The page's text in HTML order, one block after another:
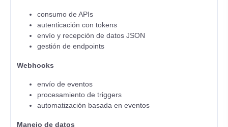
consumo de APIs
autenticación con tokens
envío y recepción de datos JSON
gestión de endpoints
Webhooks
envío de eventos
procesamiento de triggers
automatización basada en eventos
Manejo de datos